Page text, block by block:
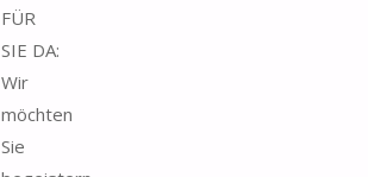
FÜR
SIE DA:
Wir
möchten
Sie